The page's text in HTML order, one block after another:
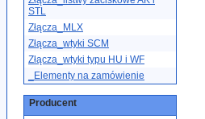
STL
Złącza_MLX
Złącza_wtyki SCM
Złącza_wtyki typu HU i WF
_Elementy na zamówienie
Producent